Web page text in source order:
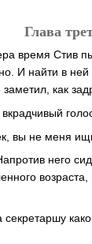
Глава
время Стив
И найти в ней
как
вы не меня
него
возраста,